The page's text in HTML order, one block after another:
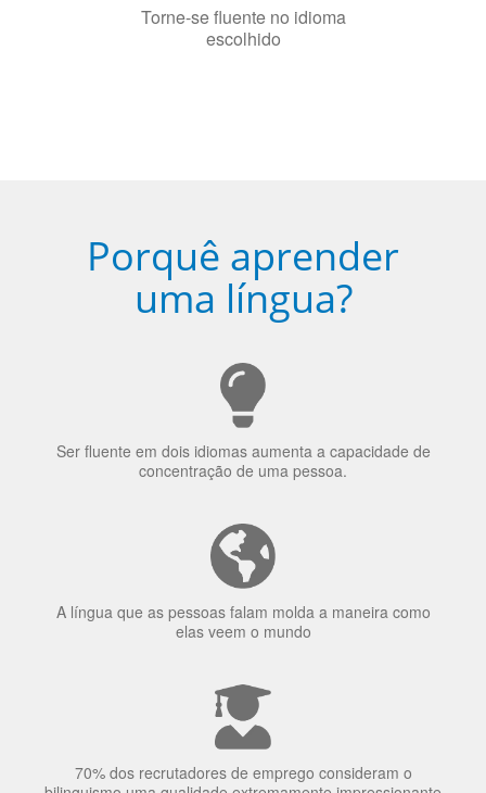
uma língua?
Ser fluente em dois idiomas aumenta a capacidade de
concentração de uma pessoa.
A língua que as pessoas falam molda a maneira como
elas veem o mundo
70% dos recrutadores de emprego consideram o
bilinguismo uma qualidade extremamente impressionante